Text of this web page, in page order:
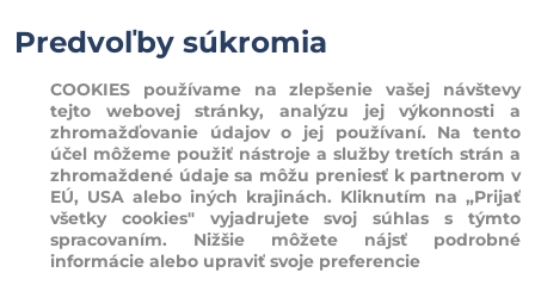
Predvoľby súkromia
COOKIES používame na zlepšenie vašej návštevy
tejto webovej stránky, analýzu jej výkonnosti a
zhromažďovanie údajov o jej používaní. Na tento
účel môžeme použiť nástroje a služby tretích strán a
zhromaždené údaje sa môžu preniesť k partnerom v
EÚ, USA alebo iných krajinách. Kliknutím na „Prijať
všetky cookies" vyjadrujete svoj súhlas s týmto
spracovaním. Nižšie môžete nájsť podrobné
informácie alebo upraviť svoje preferencie